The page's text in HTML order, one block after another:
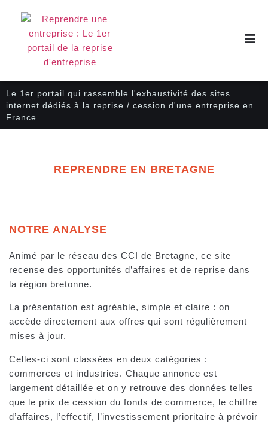
Le 1er portail qui rassemble l'exhaustivité des sites
internet dédiés à la reprise / cession d'une entreprise en
France.
REPRENDRE EN BRETAGNE
NOTRE ANALYSE
Animé par le réseau des CCI de Bretagne, ce site
recense des opportunités d’affaires et de reprise dans
la région bretonne.
La présentation est agréable, simple et claire : on
accède directement aux offres qui sont régulièrement
mises à jour.
Celles-ci sont classées en deux catégories :
commerces et industries. Chaque annonce est
largement détaillée et on y retrouve des données telles
que le prix de cession du fonds de commerce, le chiffre
d’affaires, l’effectif, l’investissement prioritaire à prévoir